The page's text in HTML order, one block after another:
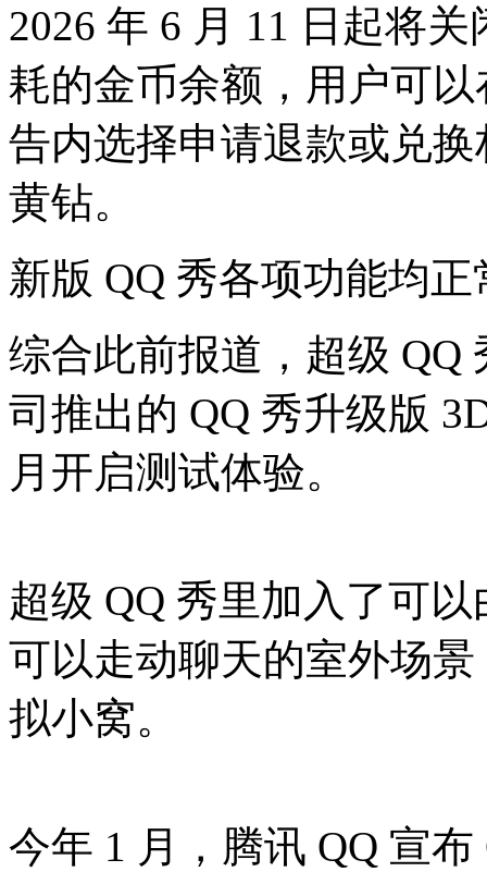
2026 年 6 月 11 日起将
耗的金币余额，用户可以
告内选择申请退款或兑
黄钻。
新版 QQ 秀各项功能均
综合此前报道，超级 QQ
司推出的 QQ 秀升级版
月开启测试体验。
超级 QQ 秀里加入了可
可以走动聊天的室外场
拟小窝。
今年 1 月，腾讯 QQ 宣